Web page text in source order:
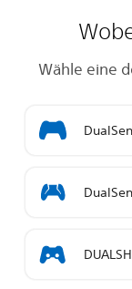
Wähle eine